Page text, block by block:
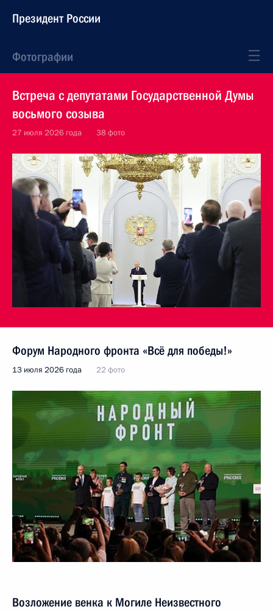
Президент России
Фотографии
Встреча с депутатами Государственной Думы
восьмого созыва
27 июля 2026 года 38 фото
Форум Народного фронта «Всё для победы!»
13 июля 2026 года 22 фото
Возложение венка к Могиле Неизвестного